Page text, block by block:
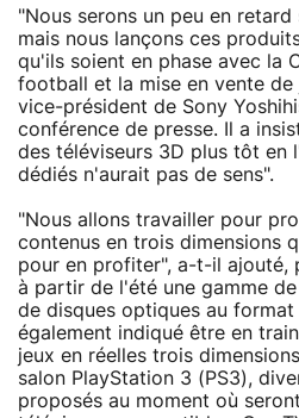
"Nous serons un peu en
mais nous lançons ces
qu'ils soient en phase avec la
football et la mise en vente de
vice-président de Sony
conférence de presse. Il a
des téléviseurs 3D plus tôt en
dédiés n'aurait pas de sens".
"Nous allons travailler pour
contenus en trois dimensions
pour en profiter", a-t-il ajouté,
à partir de l'été une gamme
de disques optiques au format
également indiqué être en
jeux en réelles trois
salon PlayStation 3 (PS3),
proposés au moment où